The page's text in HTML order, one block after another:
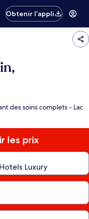
Obtenir l’appli
des soins complets - Lac
les prix